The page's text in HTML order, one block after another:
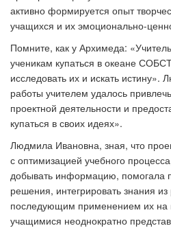
активно формируется опыт
учащихся и их эмоционально-
Помните, как у Архимеда:
ученикам купаться в океане
исследовать их и искать
работы учителем удалось
проектной деятельности и
купаться в своих идеях».
Людмила Ивановна, зная, что
с оптимизацией учебного
добывать информацию, помогала
решения, интегрировать знания
последующим применением их на
учащимися неоднократно